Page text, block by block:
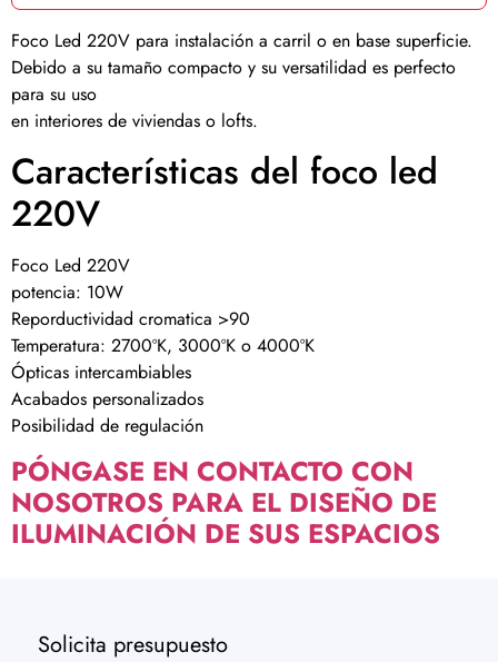
Foco Led 220V para instalación a carril o en base superficie.
Debido a su tamaño compacto y su versatilidad es perfecto
para su uso
en interiores de viviendas o lofts.
Características del foco led
220V
Foco Led 220V
potencia: 10W
Reporductividad cromatica >90
Temperatura: 2700ºK, 3000ºK o 4000ºK
Ópticas intercambiables
Acabados personalizados
Posibilidad de regulación
PÓNGASE EN CONTACTO CON
NOSOTROS PARA EL DISEÑO DE
ILUMINACIÓN DE SUS ESPACIOS
Solicita presupuesto